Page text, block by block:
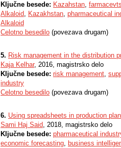
Ključne besede: Kazahstan,
Alkaloid, Kazakhstan, pharmaceutical
Alkaloid
Celotno besedilo (povezava drugam)
5. Risk management in the distribution
Kaja Kelhar, 2016, magistrsko delo
Ključne besede: risk management,
industry
Celotno besedilo (povezava drugam)
6. Using spreadsheets in production
Sami Haj Said, 2018, magistrsko delo
Ključne besede: pharmaceutical
economic forecasting, business